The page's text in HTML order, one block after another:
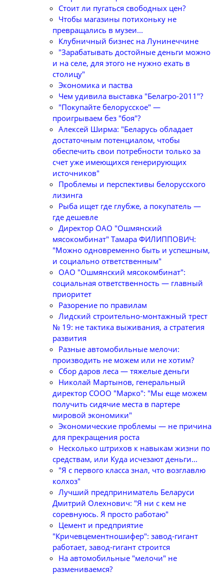
Стоит ли пугаться свободных цен?
Чтобы магазины потихоньку не
превращались в музеи...
Клубничный бизнес на Лунинеччине
"Зарабатывать достойные деньги можно
и на селе, для этого не нужно ехать в
столицу"
Экономика и паства
Чем удивила выставка "Белагро-2011"?
"Покупайте белорусское" —
проигрываем без "боя"?
Алексей Ширма: "Беларусь обладает
достаточным потенциалом, чтобы
обеспечить свои потребности только за
счет уже имеющихся генерирующих
источников"
Проблемы и перспективы белорусского
лизинга
Рыба ищет где глубже, а покупатель —
где дешевле
Директор ОАО "Ошмянский
мясокомбинат" Тамара ФИЛИППОВИЧ:
"Можно одновременно быть и успешным,
и социально ответственным"
ОАО "Ошмянский мясокомбинат":
социальная ответственность — главный
приоритет
Разорение по правилам
Лидский строительно-монтажный трест
№ 19: не тактика выживания, а стратегия
развития
Разные автомобильные мелочи:
производить не можем или не хотим?
Сбор даров леса — тяжелые деньги
Николай Мартынов, генеральный
директор СООО "Марко": "Мы еще можем
получить сидячие места в партере
мировой экономики"
Экономические проблемы — не причина
для прекращения роста
Несколько штрихов к навыкам жизни по
средствам, или Куда исчезают деньги...
"Я с первого класса знал, что возглавлю
колхоз"
Лучший предприниматель Беларуси
Дмитрий Олехнович: "Я ни с кем не
соревнуюсь. Я просто работаю"
Цемент и предприятие
"Кричевцементношифер": завод-гигант
работает, завод-гигант строится
На автомобильные "мелочи" не
размениваемся?